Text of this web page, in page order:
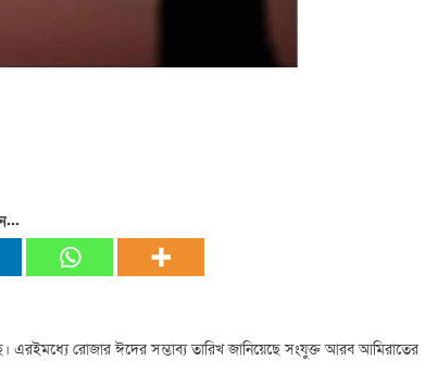
এরইমধ্যে রোজার ঈদের সম্ভাব্য তারিখ জানিয়েছে সংযুক্ত আরব আমিরাতের